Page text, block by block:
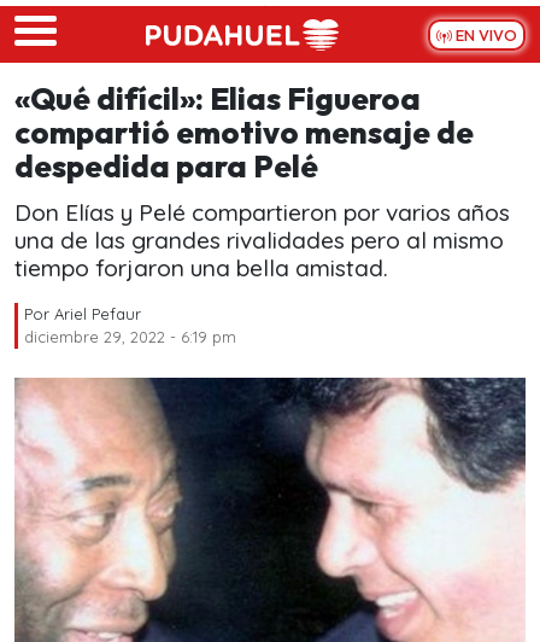
Skip to main content
EN VIVO
«Qué difícil»: Elias Figueroa
compartió emotivo mensaje de
despedida para Pelé
Don Elías y Pelé compartieron por varios años
una de las grandes rivalidades pero al mismo
tiempo forjaron una bella amistad.
Por Ariel Pefaur
diciembre 29, 2022 - 6:19 pm